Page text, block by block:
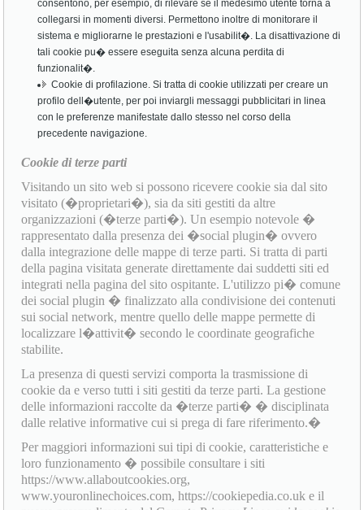
consentono, per esempio, di rilevare se il medesimo utente torna a
collegarsi in momenti diversi. Permettono inoltre di monitorare il
sistema e migliorarne le prestazioni e l'usabilit�. La disattivazione di
tali cookie pu� essere eseguita senza alcuna perdita di
funzionalit�.
Cookie di profilazione. Si tratta di cookie utilizzati per creare un
profilo dell�utente, per poi inviargli messaggi pubblicitari in linea
con le preferenze manifestate dallo stesso nel corso della
precedente navigazione.
Cookie di terze parti
Visitando un sito web si possono ricevere cookie sia dal sito
visitato (�proprietari�), sia da siti gestiti da altre
organizzazioni (�terze parti�). Un esempio notevole �
rappresentato dalla presenza dei �social plugin� ovvero
dalla integrazione delle mappe di terze parti. Si tratta di parti
della pagina visitata generate direttamente dai suddetti siti ed
integrati nella pagina del sito ospitante. L'utilizzo pi� comune
dei social plugin � finalizzato alla condivisione dei contenuti
sui social network, mentre quello delle mappe permette di
localizzare l�attivit� secondo le coordinate geografiche
stabilite.
La presenza di questi servizi comporta la trasmissione di
cookie da e verso tutti i siti gestiti da terze parti. La gestione
delle informazioni raccolte da �terze parti� � disciplinata
dalle relative informative cui si prega di fare riferimento.�
Per maggiori informazioni sui tipi di cookie, caratteristiche e
loro funzionamento � possibile consultare i siti
https://www.allaboutcookies.org,
www.youronlinechoices.com, https://cookiepedia.co.uk e il